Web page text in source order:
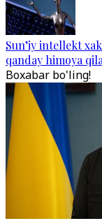
Sun’iy intellekt
qanday himoya
Boxabar bo'ling!